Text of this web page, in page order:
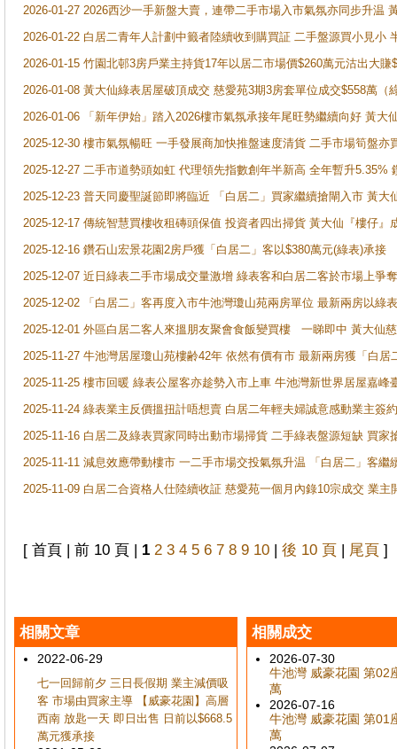
2026-01-27 2026西沙一手新盤大賣，連帶二手市場入市氣氛亦同步升温
2026-01-22 白居二青年人計劃中籤者陸續收到購買証 二手盤源買小見小
2026-01-15 竹園北邨3房戶業主持貨17年以居二市場價$260萬元沽出大賺
2026-01-08 黃大仙綠表居屋破頂成交 慈愛苑3期3房套單位成交$558萬（
2026-01-06 「新年伊始」踏入2026樓市氣氛承接年尾旺勢繼續向好 黃
2025-12-30 樓市氣氛暢旺 一手發展商加快推盤速度清貨 二手市場筍盤
2025-12-27 二手市道勢頭如虹 代理領先指數創年半新高 全年暫升5.35%
2025-12-23 普天同慶聖誕節即將臨近 「白居二」買家繼續搶閘入市 黃
2025-12-17 傳統智慧買樓收租磚頭保值 投資者四出掃貨 黃大仙『樓仔
2025-12-16 鑽石山宏景花園2房戶獲「白居二」客以$380萬元(綠表)承接
2025-12-07 近日綠表二手市場成交量激增 綠表客和白居二客於市場上
2025-12-02 「白居二」客再度入市牛池灣瓊山苑兩房單位 最新兩房以綠
2025-12-01 外區白居二客人來搵朋友聚會食飯變買樓 一睇即中 黃大仙
2025-11-27 牛池灣居屋瓊山苑樓齢42年 依然有價有市 最新兩房獲「白居
2025-11-25 樓市回暖 綠表公屋客亦趁勢入市上車 牛池灣新世界居屋嘉峰
2025-11-24 綠表業主反價搵扭計唔想賣 白居二年輕夫婦誠意感動業主簽
2025-11-16 白居二及綠表買家同時出動市場掃貨 二手綠表盤源短缺 買
2025-11-11 減息效應帶動樓市 一二手市場交投氣氛升温 「白居二」客
2025-11-09 白居二合資格人仕陸續收証 慈愛苑一個月內錄10宗成交 業
[ 首頁 | 前 10 頁 | 1 2 3 4 5 6 7 8 9 10 | 後 10 頁 | 尾頁 ]
相關文章
2022-06-29
七一回歸前夕 三日長假期 業主減價吸
客 市場由買家主導 【威豪花園】高層
西南 放匙一天 即日出售 日前以$668.5
萬元獲承接
相關成交
2026-07-30
牛池灣 威豪花園 第02
萬
2026-07-16
牛池灣 威豪花園 第01
萬